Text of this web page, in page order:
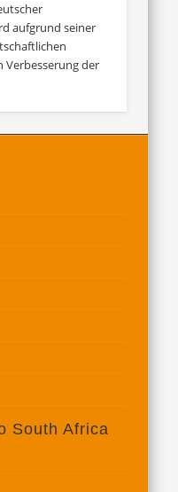
aufgrund seiner
Verbesserung der
South Africa